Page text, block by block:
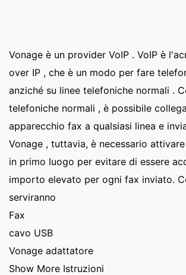
Vonage è un provider VoIP . VoIP è
over IP , che è un modo per fare
anziché su linee telefoniche normali .
telefoniche normali , è possibile
apparecchio fax a qualsiasi linea e
Vonage , tuttavia, è necessario
in primo luogo per evitare di essere
importo elevato per ogni fax inviato.
serviranno
Fax
cavo USB
Vonage adattatore
Show More Istruzioni